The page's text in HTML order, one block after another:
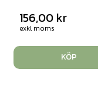
156,00 kr
exkl moms
KÖP